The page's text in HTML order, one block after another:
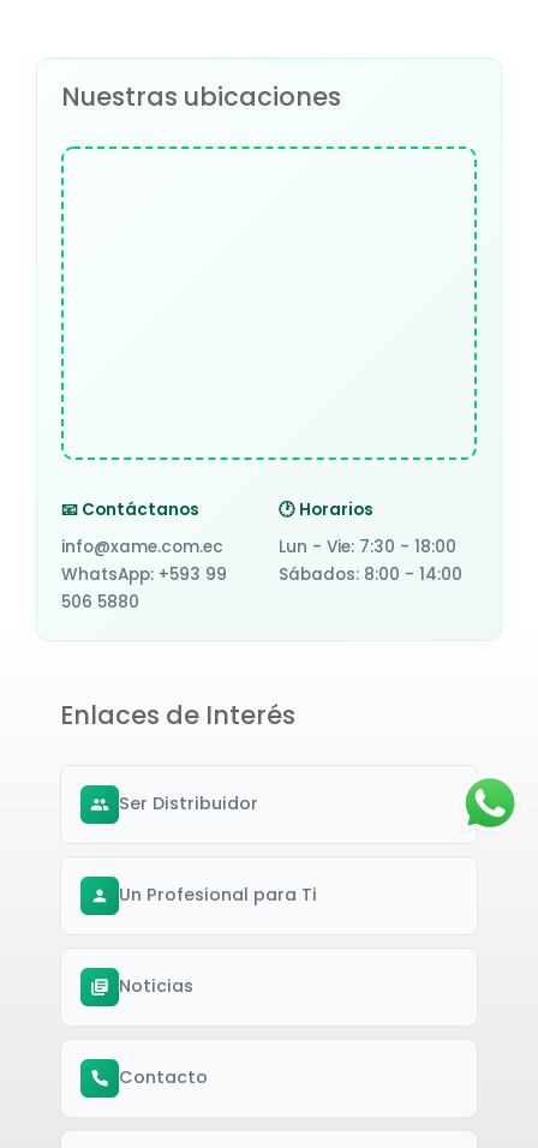
Nuestras ubicaciones
📧 Contáctanos
info@xame.com.ec
WhatsApp: +593 99
506 5880
🕐 Horarios
Lun - Vie: 7:30 - 18:00
Sábados: 8:00 - 14:00
Enlaces de Interés
Ser Distribuidor
Un Profesional para Ti
Noticias
Contacto